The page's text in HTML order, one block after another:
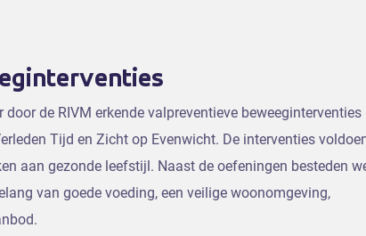
door de RIVM erkende valpreventieve beweeginterventies
Tijd en Zicht op Evenwicht. De interventies
aan gezonde leefstijl. Naast de oefeningen besteden
van goede voeding, een veilige woonomgeving,